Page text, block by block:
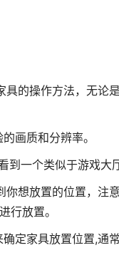
的操作方法，无论
画质和分辨率。
到一个类似于游戏大
想放置的位置，注
行放置。
定家具放置位置,通